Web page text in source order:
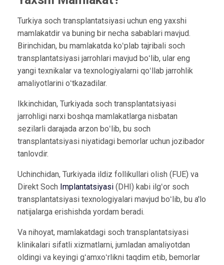
Turkiya soch transplantatsiyasi uchun eng yaxshi
mamlakatdir va buning bir necha sabablari mavjud.
Birinchidan, bu mamlakatda koʻplab tajribali soch
transplantatsiyasi jarrohlari mavjud boʻlib, ular eng
yangi texnikalar va texnologiyalarni qoʻllab jarrohlik
amaliyotlarini oʻtkazadilar.
Ikkinchidan, Turkiyada soch transplantatsiyasi
jarrohligi narxi boshqa mamlakatlarga nisbatan
sezilarli darajada arzon boʻlib, bu soch
transplantatsiyasi niyatidagi bemorlar uchun jozibador
tanlovdir.
Uchinchidan, Turkiyada ildiz follikullari olish (FUE) va
Direkt Soch Implantatsiyasi(DHI) kabi ilgʻor soch
transplantatsiyasi texnologiyalari mavjud boʻlib, bu a'lo
natijalarga erishishda yordam beradi.
Va nihoyat, mamlakatdagi soch transplantatsiyasi
klinikalari sifatli xizmatlarni, jumladan amaliyotdan
oldingi va keyingi gʻamxoʻrlikni taqdim etib, bemorlar